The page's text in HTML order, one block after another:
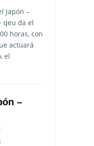
Japón –
qeu da el
horas, con
actuará
el
–